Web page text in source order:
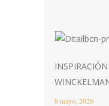
8 mayo, 2026